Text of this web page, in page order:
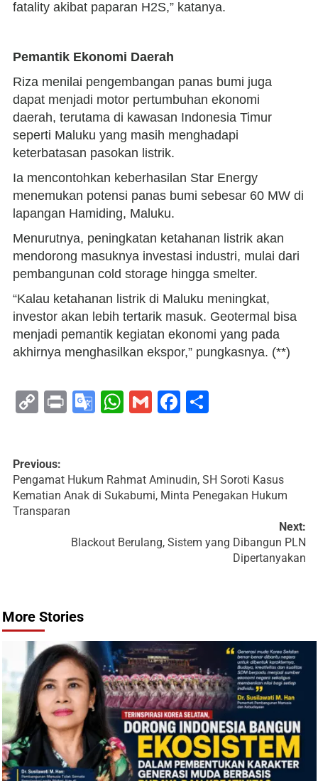
fatality akibat paparan H2S,” katanya.
Pemantik Ekonomi Daerah
Riza menilai pengembangan panas bumi juga
dapat menjadi motor pertumbuhan ekonomi
daerah, terutama di kawasan Indonesia Timur
seperti Maluku yang masih menghadapi
keterbatasan pasokan listrik.
Ia mencontohkan keberhasilan Star Energy
menemukan potensi panas bumi sebesar 60 MW di
lapangan Hamiding, Maluku.
Menurutnya, peningkatan ketahanan listrik akan
mendorong masuknya investasi industri, mulai dari
pembangunan cold storage hingga smelter.
“Kalau ketahanan listrik di Maluku meningkat,
investor akan lebih tertarik masuk. Geotermal bisa
menjadi pemantik kegiatan ekonomi yang pada
akhirnya menghasilkan ekspor,” pungkasnya. (**)
CopyPrintGoogle
WhatsApp
GmailFacebook
Previous:
Pengamat Hukum Rahmat Aminudin, SH Soroti Kasus
Kematian Anak di Sukabumi, Minta Penegakan Hukum
Transparan
Next:
Blackout Berulang, Sistem yang Dibangun PLN
Dipertanyakan
More Stories